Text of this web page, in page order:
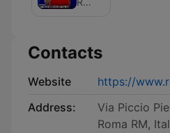
per
RDS
Contacts
Website
https://
Address:
Via Piccio
Roma RM,